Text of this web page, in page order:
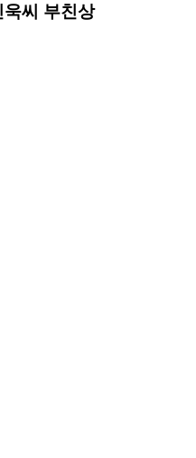
씨 부친상